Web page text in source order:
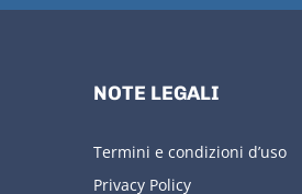
NOTE LEGALI
Termini e condizioni d’uso
Privacy Policy